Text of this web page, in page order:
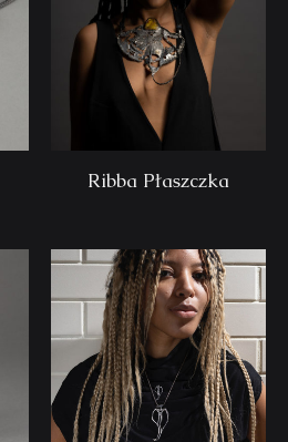
Ribba Płaszczka